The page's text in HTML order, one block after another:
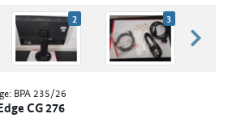
2 3
BPA 235/26
CG 276